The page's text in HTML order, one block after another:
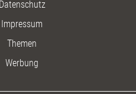
Datenschutz
Impressum
Themen
Werbung